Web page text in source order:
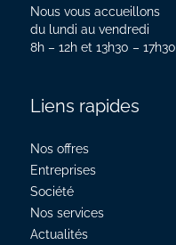
Nous vous accueillons
du lundi au vendredi
8h – 12h et 13h30 – 17h30
Liens rapides
Nos offres
Entreprises
Société
Nos services
Actualités